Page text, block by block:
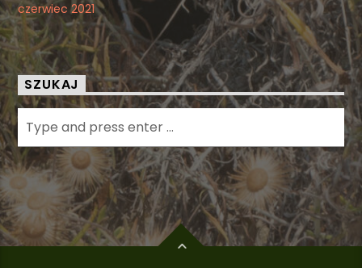
czerwiec 2021
SZUKAJ